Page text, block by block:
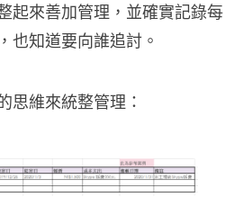
起來善加管理，並確實記錄每
也知道要向誰追討。
思維來統整管理：